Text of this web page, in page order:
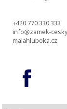
+420 770 330 333
info@zamek-
malahluboka.cz